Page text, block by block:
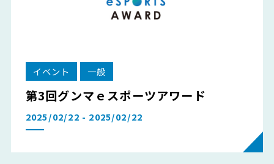
イベント 一般
第3回グンマｅスポーツアワード
2025/02/22 - 2025/02/22